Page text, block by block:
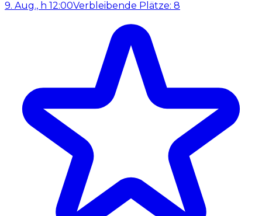
9. Aug., h 12:00Verbleibende Plätze: 8